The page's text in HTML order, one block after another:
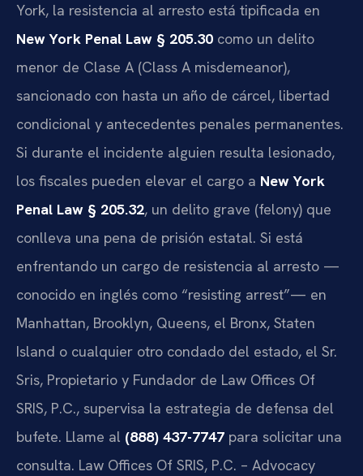
York, la resistencia al arresto está tipificada en
New York Penal Law § 205.30 como un delito
menor de Clase A (Class A misdemeanor),
sancionado con hasta un año de cárcel, libertad
condicional y antecedentes penales permanentes.
Si durante el incidente alguien resulta lesionado,
los fiscales pueden elevar el cargo a New York
Penal Law § 205.32, un delito grave (felony) que
conlleva una pena de prisión estatal. Si está
enfrentando un cargo de resistencia al arresto —
conocido en inglés como “resisting arrest”— en
Manhattan, Brooklyn, Queens, el Bronx, Staten
Island o cualquier otro condado del estado, el Sr.
Sris, Propietario y Fundador de Law Offices Of
SRIS, P.C., supervisa la estrategia de defensa del
bufete. Llame al (888) 437-7747 para solicitar una
consulta. Law Offices Of SRIS, P.C. – Advocacy